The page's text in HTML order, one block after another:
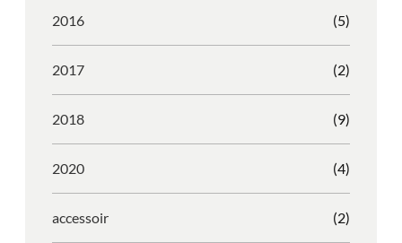
2016 (5)
2017 (2)
2018 (9)
2020 (4)
accessoir (2)